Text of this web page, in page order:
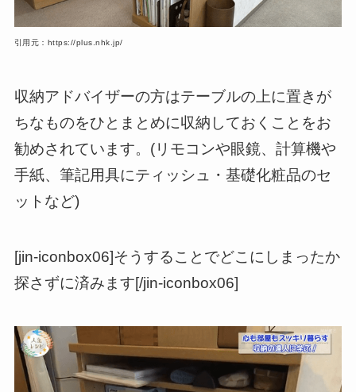
引用元：https://plus.nhk.jp/
収納アドバイザーの方はテーブルの上に置きが
ちなものをひとまとめに収納しておくことをお
勧めされています。(リモコンや眼鏡、計算機や
手紙、筆記用具にティッシュ・基礎化粧品のセ
ットなど)
[jin-iconbox06]そうすることでどこにしまったか
探さずに済みます[/jin-iconbox06]